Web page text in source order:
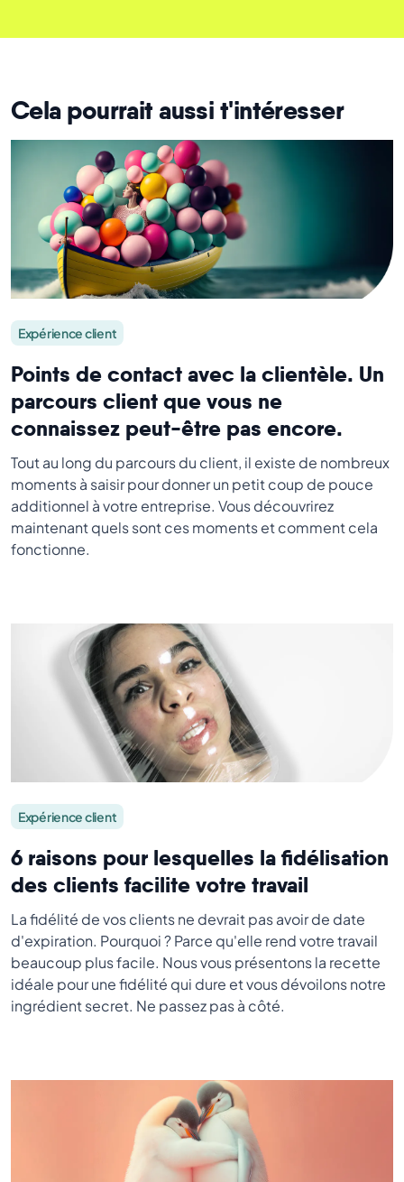
Cela pourrait aussi t'intéresser
Expérience client
Points de contact avec la clientèle. Un
parcours client que vous ne
connaissez peut-être pas encore.
Tout au long du parcours du client, il existe de nombreux
moments à saisir pour donner un petit coup de pouce
additionnel à votre entreprise. Vous découvrirez
maintenant quels sont ces moments et comment cela
fonctionne.
Expérience client
6 raisons pour lesquelles la fidélisation
des clients facilite votre travail
La fidélité de vos clients ne devrait pas avoir de date
d'expiration. Pourquoi ? Parce qu'elle rend votre travail
beaucoup plus facile. Nous vous présentons la recette
idéale pour une fidélité qui dure et vous dévoilons notre
ingrédient secret. Ne passez pas à côté.